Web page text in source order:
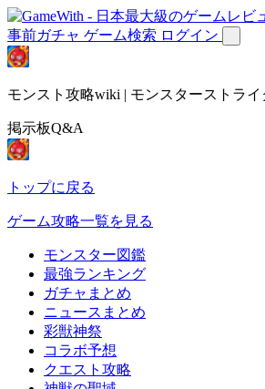
事前ガチャ ゲーム検索 ログイン
モンスト攻略wiki | モンスターストライ
掲示板Q&A
トップに戻る
ゲーム攻略一覧を見る
モンスター図鑑
最強ランキング
ガチャまとめ
ニュースまとめ
彩獣神祭
コラボ予想
クエスト攻略